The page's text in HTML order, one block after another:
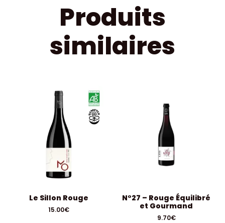
Produits
similaires
Le Sillon Rouge
15.00€
N°27 – Rouge Équilibré
et Gourmand
9.70€